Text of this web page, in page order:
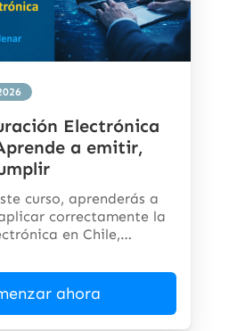
Electrónica
a emitir,
curso, aprenderás a
correctamente la
en Chile,
ahora